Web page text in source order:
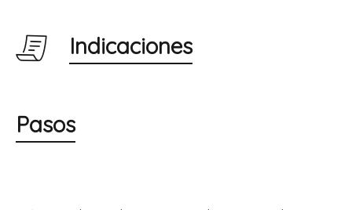
Indicaciones
Pasos